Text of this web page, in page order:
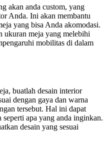
akan anda custom, yang
Anda. Ini akan membantu
yang bisa Anda akomodasi.
ukuran meja yang melebihi
mobilitas di dalam
buatlah desain interior
dengan gaya dan warna
tersebut. Hal ini dapat
apa yang anda inginkan.
desain yang sesuai